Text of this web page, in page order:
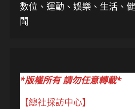
數位、運動、娛樂、生活、
聞
*版權所有 請勿任意轉載*
【總社採訪中心】